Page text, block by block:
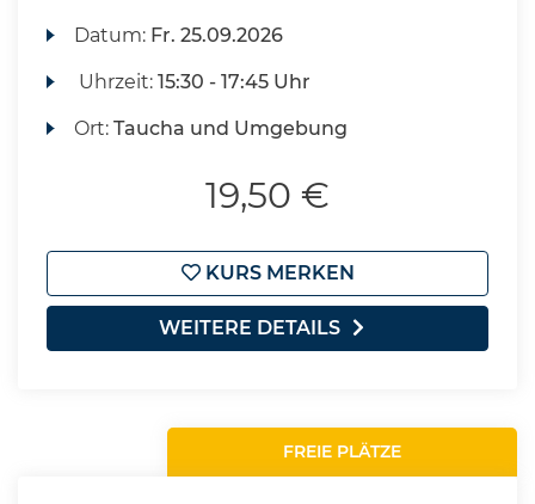
Datum: Fr. 25.09.2026
Uhrzeit:15:30 - 17:45 Uhr
Ort:Taucha und Umgebung
19,50 €
KURS MERKEN
WEITERE DETAILS
FREIE PLÄTZE